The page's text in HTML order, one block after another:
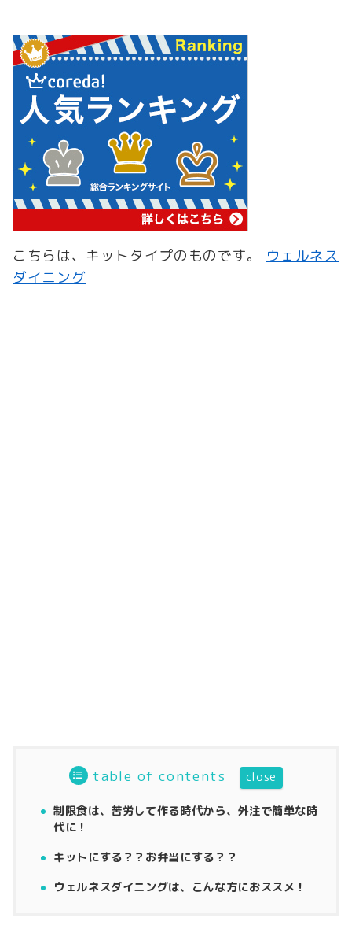
こちらは、キットタイプのものです。 ウェルネス
ダイニング
table of contents
制限食は、苦労して作る時代から、外注で簡単な時
代に！
キットにする？？お弁当にする？？
ウェルネスダイニングは、こんな方におススメ！